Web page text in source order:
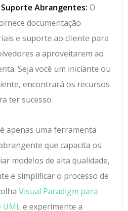
Abrangentes: O
documentação
e suporte ao cliente para
a aproveitarem ao
Seja você um iniciante ou
encontrará os recursos
ter sucesso.
apenas uma ferramenta
que capacita os
modelos de alta qualidade,
e simplificar o processo de
Visual Paradigm para
UMLe experimente a